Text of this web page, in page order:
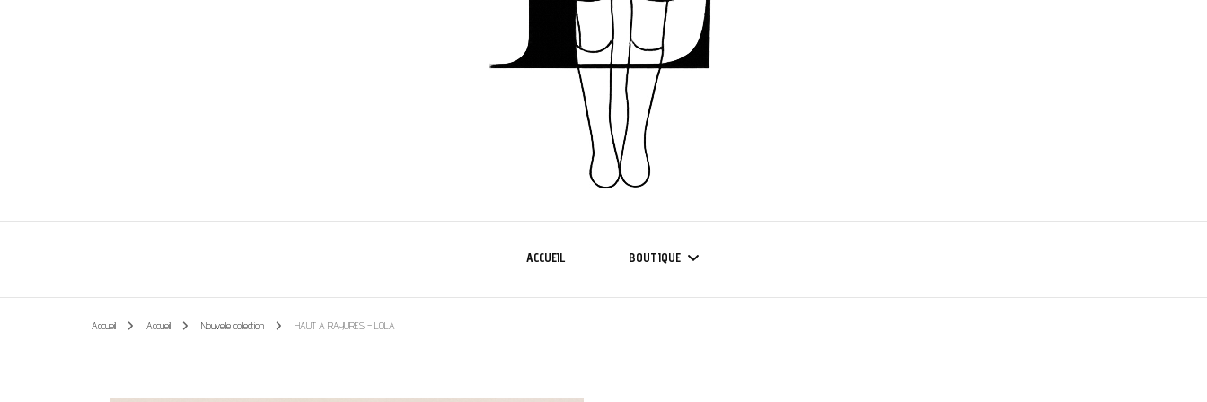
Les perles de Léa
ACCUEIL BOUTIQUE
Accueil Accueil Nouvelle collection HAUT A RAYURES – LOLA